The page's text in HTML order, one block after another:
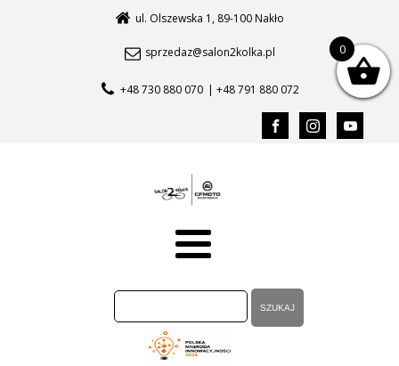
ul. Olszewska 1, 89-100 Nakło
sprzedaz@salon2kolka.pl
+48 730 880 070 | +48 791 880 072
0